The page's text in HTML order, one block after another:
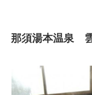
那須湯本温泉